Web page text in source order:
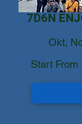
Start From
7D6N
Okt,